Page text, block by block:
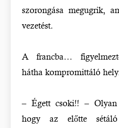
szorongása megugrik,
vezetést.
A francba…
hátha kompromittáló
– Égett csoki!! – Olyan
hogy az előtte